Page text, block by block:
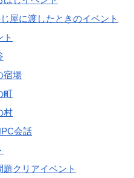
屋に渡したときのイベント
ト
宿場
町
村
会話
クリアイベント